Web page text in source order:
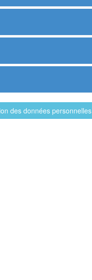
des données personnelles